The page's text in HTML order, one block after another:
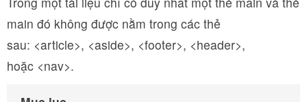
main đó không được nằm trong các thẻ
sau: <article>, <aside>, <footer>, <header>,
hoặc <nav>.